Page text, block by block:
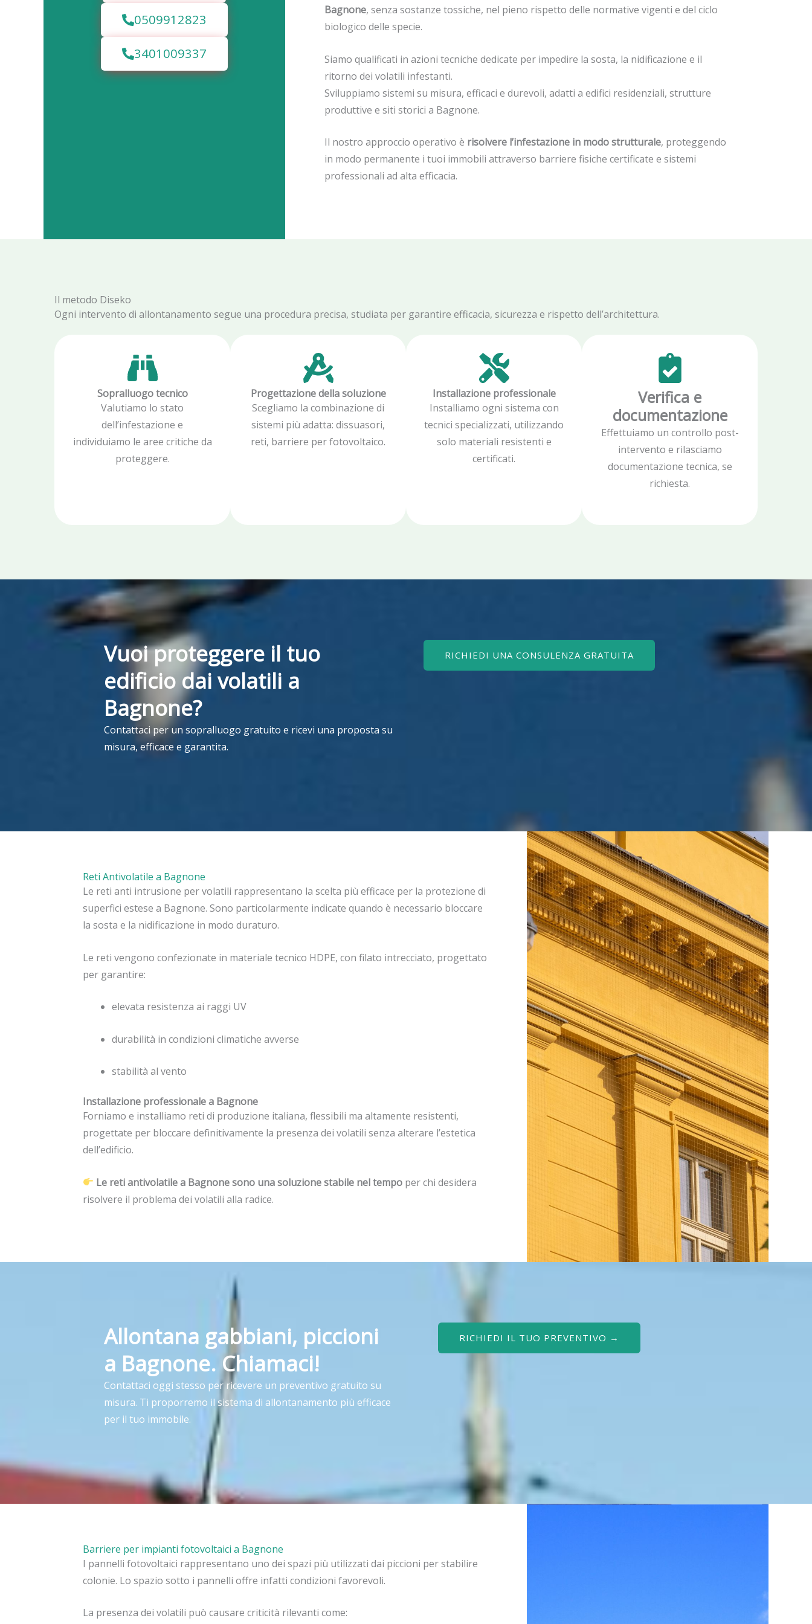
Bagnone, senza sostanze tossiche, nel pieno rispetto delle normative vigenti e del ciclo
biologico delle specie.
Siamo qualificati in azioni tecniche dedicate per impedire la sosta, la nidificazione e il
ritorno dei volatili infestanti.
Sviluppiamo sistemi su misura, efficaci e durevoli, adatti a edifici residenziali, strutture
produttive e siti storici a Bagnone.
Il nostro approccio operativo è risolvere l’infestazione in modo strutturale, proteggendo
in modo permanente i tuoi immobili attraverso barriere fisiche certificate e sistemi
professionali ad alta efficacia.
0509912823
3401009337
Il metodo Diseko
Ogni intervento di allontanamento segue una procedura precisa, studiata per garantire efficacia, sicurezza e rispetto dell’architettura.
Sopralluogo tecnico
Valutiamo lo stato
dell’infestazione e
individuiamo le aree critiche da
proteggere.
Progettazione della soluzione
Scegliamo la combinazione di
sistemi più adatta: dissuasori,
reti, barriere per fotovoltaico.
Installazione professionale
Installiamo ogni sistema con
tecnici specializzati, utilizzando
solo materiali resistenti e
certificati.
Verifica e
documentazione
Effettuiamo un controllo post-
intervento e rilasciamo
documentazione tecnica, se
richiesta.
Vuoi proteggere il tuo
edificio dai volatili a
Bagnone?
Contattaci per un sopralluogo gratuito e ricevi una proposta su
misura, efficace e garantita.
RICHIEDI UNA CONSULENZA GRATUITA
Reti Antivolatile a Bagnone
Le reti anti intrusione per volatili rappresentano la scelta più efficace per la protezione di
superfici estese a Bagnone. Sono particolarmente indicate quando è necessario bloccare
la sosta e la nidificazione in modo duraturo.
Le reti vengono confezionate in materiale tecnico HDPE, con filato intrecciato, progettato
per garantire:
elevata resistenza ai raggi UV
durabilità in condizioni climatiche avverse
stabilità al vento
Installazione professionale a Bagnone
Forniamo e installiamo reti di produzione italiana, flessibili ma altamente resistenti,
progettate per bloccare definitivamente la presenza dei volatili senza alterare l’estetica
dell’edificio.
Le reti antivolatile a Bagnone sono una soluzione stabile nel tempo per chi desidera
risolvere il problema dei volatili alla radice.
Allontana gabbiani, piccioni
a Bagnone. Chiamaci!
Contattaci oggi stesso per ricevere un preventivo gratuito su
misura. Ti proporremo il sistema di allontanamento più efficace
per il tuo immobile.
RICHIEDI IL TUO PREVENTIVO →
Barriere per impianti fotovoltaici a Bagnone
I pannelli fotovoltaici rappresentano uno dei spazi più utilizzati dai piccioni per stabilire
colonie. Lo spazio sotto i pannelli offre infatti condizioni favorevoli.
La presenza dei volatili può causare criticità rilevanti come: